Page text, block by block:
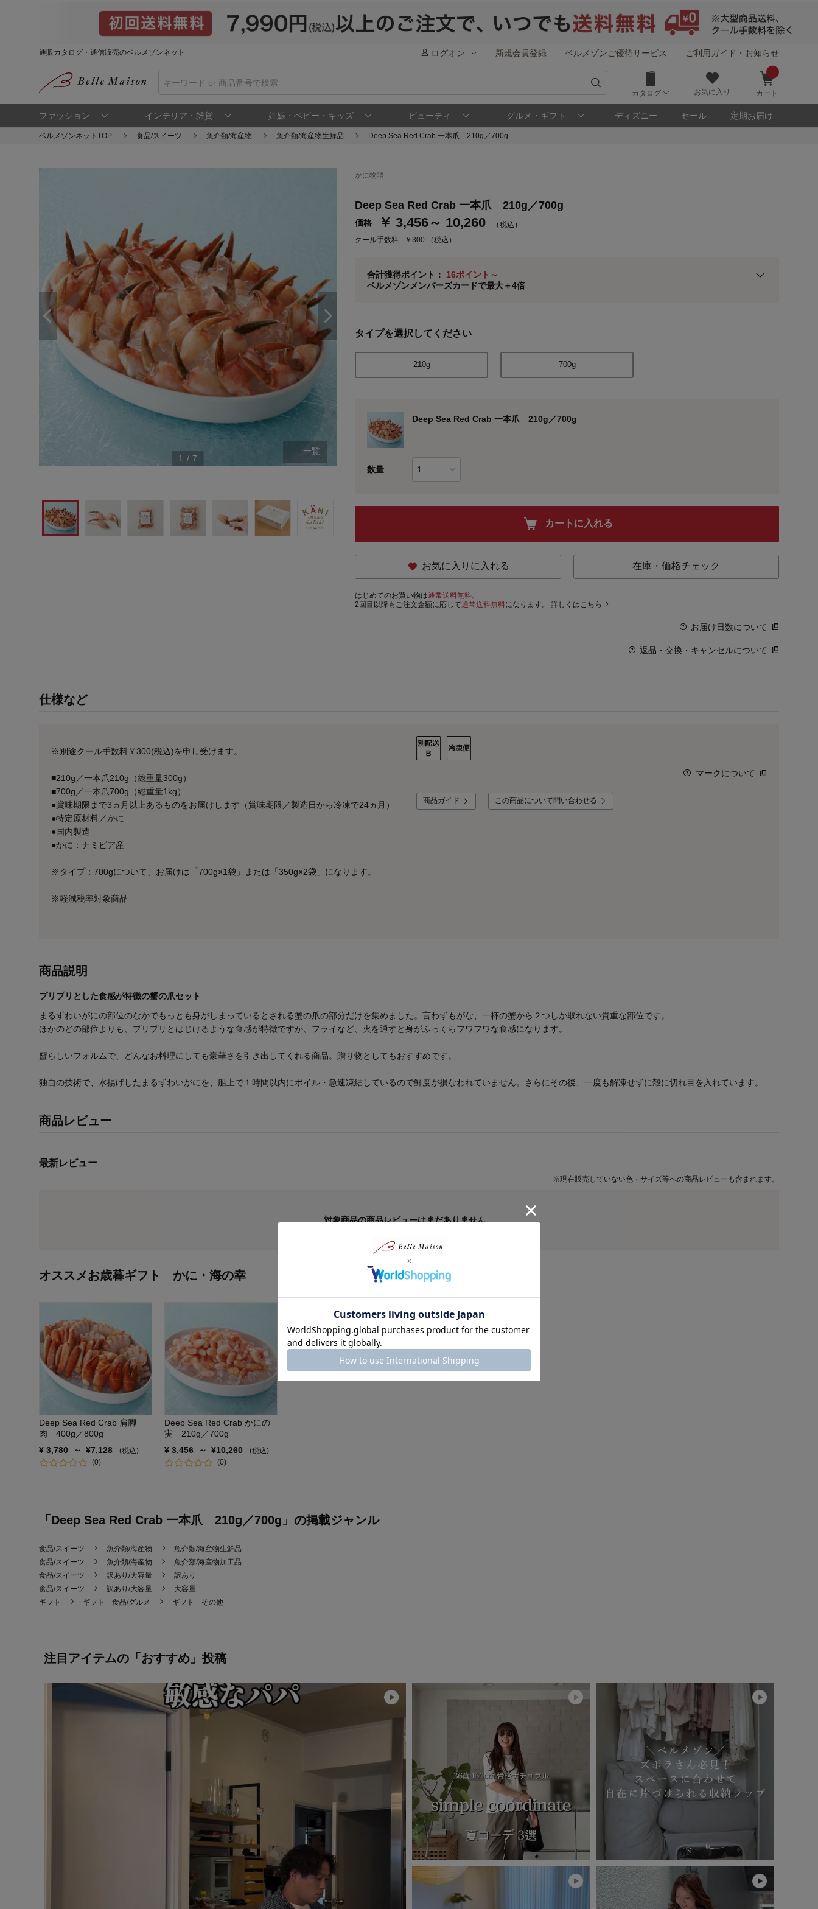
通販カタログ・通信販売のベルメゾンネット ログオン 新規会員登録 ベルメゾンご優待サービス ご利用ガイド・お知らせ
カタログ お気に入り カート
ファッション インテリア・雑貨 妊娠・ベビー・キッズ ビューティ グルメ・ギフト ディズニー セール 定期お届け
ベルメゾンネットTOP 食品/スイーツ 魚介類/海産物 魚介類/海産物生鮮品 Deep Sea Red Crab 一本爪 210g／700g
1 / 7
一覧
かに物語
Deep Sea Red Crab 一本爪 210g／700g
価格 ￥ 3,456～ 10,260
（税込）
クール手数料
￥300 （税込）
合計獲得ポイント： 16ポイント～
ベルメゾンメンバーズカードで最大＋4倍
ベルメゾンご優待サービスについて
通常商品送料無料 返品引取無料（JCBのみ）
※メンバーズカードの加算ポイントはステージ倍率適用前の基本ポイントに対して適用されます。
タイプを選択してください
210g 700g
Deep Sea Red Crab 一本爪 210g／700g
数量
カートに入れる
お気に入りに入れる 在庫・価格チェック
はじめてのお買い物は通常送料無料。
2回目以降もご注文金額に応じて通常送料無料になります。詳しくはこちら
お届け日数について
返品・交換・キャンセルについて
仕様など
※別途クール手数料￥300(税込)を申し受けます。
■210g／一本爪210g（総重量300g）
■700g／一本爪700g（総重量1kg）
●賞味期限まで3ヵ月以上あるものをお届けします（賞味期限／製造日から冷凍で24ヵ月）
●特定原材料／かに
●国内製造
●かに：ナミビア産
※タイプ：700gについて、お届けは「700g×1袋」または「350g×2袋」になります。
※軽減税率対象商品
マークについて
商品ガイド この商品について問い合わせる
商品説明
プリプリとした食感が特徴の蟹の爪セット
まるずわいがにの部位のなかでもっとも身がしまっているとされる蟹の爪の部分だけを集めました。言わずもがな、一杯の蟹から２つしか取れない貴重な部位です。
ほかのどの部位よりも、プリプリとはじけるような食感が特徴ですが、フライなど、火を通すと身がふっくらフワフワな食感になります。
蟹らしいフォルムで、どんなお料理にしても豪華さを引き出してくれる商品。贈り物としてもおすすめです。
独自の技術で、水揚げしたまるずわいがにを、船上で１時間以内にボイル・急速凍結しているので鮮度が損なわれていません。さらにその後、一度も解凍せずに殻に切れ目を入れています。
商品レビュー
最新レビュー
※現在販売していない色・サイズ等への商品レビューも含まれます。
対象商品の商品レビューはまだありません。
オススメお歳暮ギフト かに・海の幸
Deep Sea Red Crab 肩脚
肉 400g／800g
¥ 3,780 ～ ¥7,128
(税込)
(0)
Deep Sea Red Crab かにの
実 210g／700g
¥ 3,456 ～ ¥10,260
(税込)
(0)
「Deep Sea Red Crab 一本爪 210g／700g」の掲載ジャンル
食品/スイーツ 魚介類/海産物
魚介類/海産物生鮮品
食品/スイーツ
魚介類/海産物
魚介類/海産物加工品
食品/スイーツ
訳あり/大容量
訳あり
食品/スイーツ
訳あり/大容量
大容量
ギフト
ギフト 食品/グルメ ギフト その他
注目アイテムの「おすすめ」投稿